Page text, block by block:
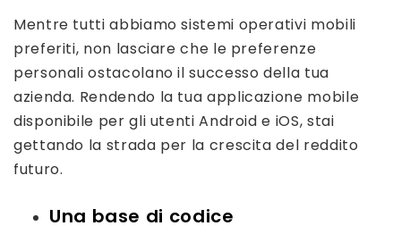
Mentre tutti abbiamo sistemi operativi mobili
preferiti, non lasciare che le preferenze
personali ostacolano il successo della tua
azienda. Rendendo la tua applicazione mobile
disponibile per gli utenti Android e iOS, stai
gettando la strada per la crescita del reddito
futuro.
Una base di codice